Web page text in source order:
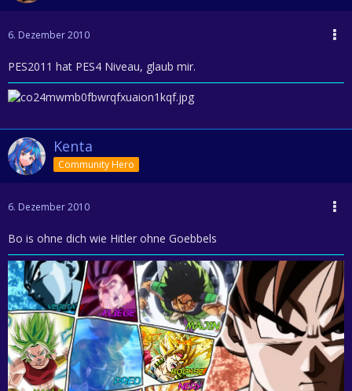
6. Dezember 2010
PES2011 hat PES4 Niveau, glaub mir.
Kenta
Community Hero
6. Dezember 2010
Bo is ohne dich wie Hitler ohne Goebbels